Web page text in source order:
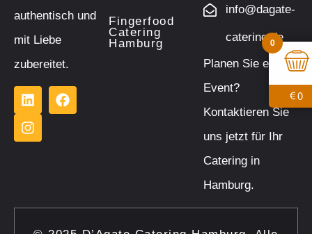
authentisch und
mit Liebe
zubereitet.
Fingerfood
Catering
Hamburg
info@dagate-
catering.de
Planen Sie ein
Event?
Kontaktieren Sie
uns jetzt für Ihr
Catering in
Hamburg.
0
€0